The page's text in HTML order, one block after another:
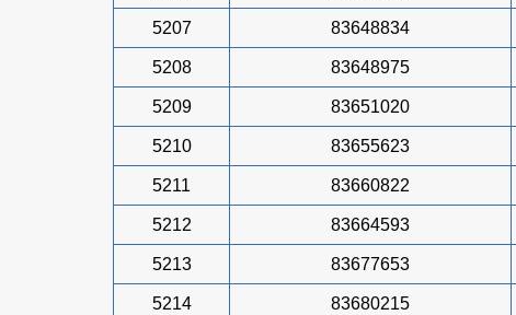
5207 83648834
5208 83648975
5209 83651020
5210 83655623
5211 83660822
5212 83664593
5213 83677653
5214 83680215